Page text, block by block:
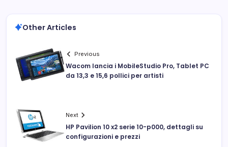
Other Articles
Previous
Wacom lancia i MobileStudio Pro, Tablet PC
da 13,3 e 15,6 pollici per artisti
Next
HP Pavilion 10 x2 serie 10-p000, dettagli su
configurazioni e prezzi